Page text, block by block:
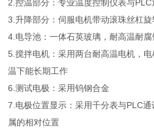
2.控温部分：专业温度控制仪表与
3.升降部分：伺服电机带动滚珠丝杠
4.电导池：一体石英玻璃，耐高温耐腐
5.搅拌电机：采用两台耐高温电机，
温下能长期工作
6.测试电极：采用钨钢合金
7.电极位置显示：采用千分表与PLC
属的相对位置